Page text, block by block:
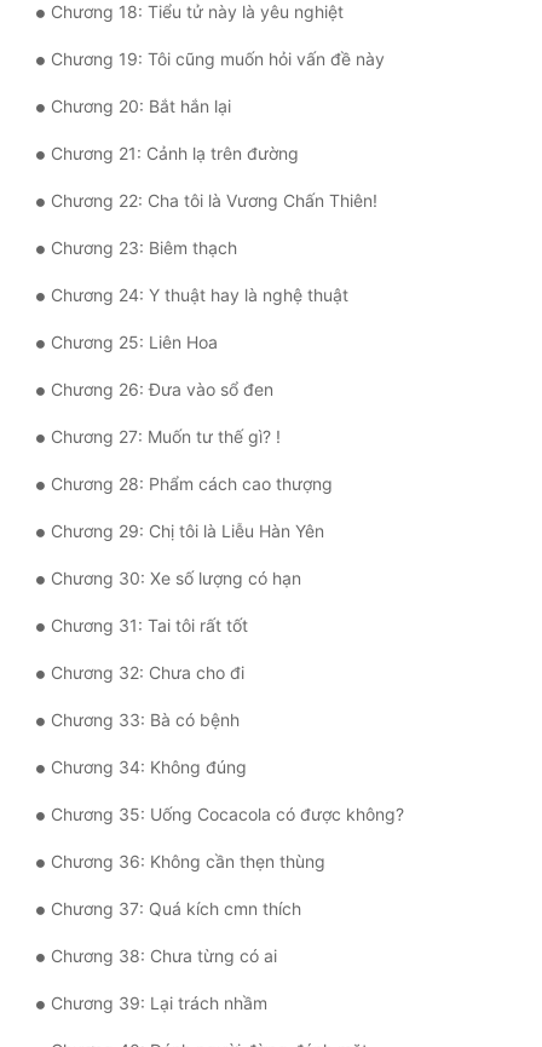
Trùng Sinh
Trọng Sinh
Tu Chân
Tu Tiên
Tội Phạm
Vô Địch
Võ Hiệp
Võng Du
Xuyên Không
Xuyên Nhanh
Xuyên Sách
Xuyên Thư
Chương 18: Tiểu tử này là yêu nghiệt
Chương 19: Tôi cũng muốn hỏi vấn đề này
Chương 20: Bắt hắn lại
Chương 21: Cảnh lạ trên đường
Chương 22: Cha tôi là Vương Chấn Thiên!
Chương 23: Biêm thạch
Chương 24: Y thuật hay là nghệ thuật
Chương 25: Liên Hoa
Chương 26: Đưa vào sổ đen
Chương 27: Muốn tư thế gì? !
Chương 28: Phẩm cách cao thượng
Chương 29: Chị tôi là Liễu Hàn Yên
Chương 30: Xe số lượng có hạn
Chương 31: Tai tôi rất tốt
Chương 32: Chưa cho đi
Chương 33: Bà có bệnh
Chương 34: Không đúng
Chương 35: Uống Cocacola có được không?
Chương 36: Không cần thẹn thùng
Chương 37: Quá kích cmn thích
Chương 38: Chưa từng có ai
Chương 39: Lại trách nhầm